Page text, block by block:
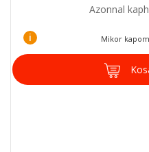
Azonnal
i Mikor